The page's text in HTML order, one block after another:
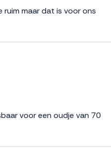
ruim maar dat is voor ons
voor een oudje van 70